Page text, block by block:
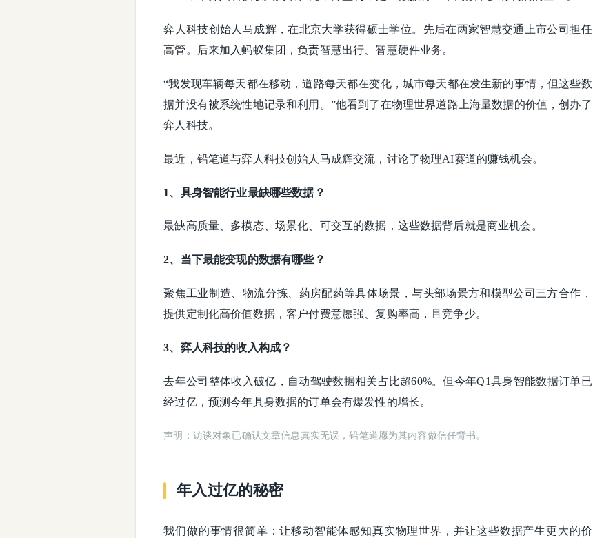
弈人科技创始人马成辉，在北京大学获得硕士学位。先后在两家智慧交通上市公司担任
高管。后来加入蚂蚁集团，负责智慧出行、智慧硬件业务。
“我发现车辆每天都在移动，道路每天都在变化，城市每天都在发生新的事情，但这些数
据并没有被系统性地记录和利用。”他看到了在物理世界道路上海量数据的价值，创办了
弈人科技。
最近，铅笔道与弈人科技创始人马成辉交流，讨论了物理AI赛道的赚钱机会。
1、具身智能行业最缺哪些数据？
最缺高质量、多模态、场景化、可交互的数据，这些数据背后就是商业机会。
2、当下最能变现的数据有哪些？
聚焦工业制造、物流分拣、药房配药等具体场景，与头部场景方和模型公司三方合作，
提供定制化高价值数据，客户付费意愿强、复购率高，且竞争少。
3、弈人科技的收入构成？
去年公司整体收入破亿，自动驾驶数据相关占比超60%。但今年Q1具身智能数据订单已
经过亿，预测今年具身数据的订单会有爆发性的增长。
声明：访谈对象已确认文章信息真实无误，铅笔道愿为其内容做信任背书。
年入过亿的秘密
我们做的事情很简单：让移动智能体感知真实物理世界，并让这些数据产生更大的价